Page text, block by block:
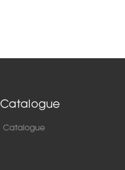
Catalogue
Catalogue